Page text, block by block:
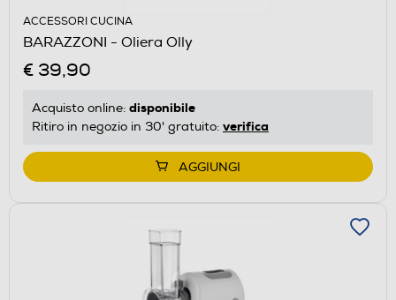
ACCESSORI CUCINA
BARAZZONI - Oliera Olly
€ 39,90
Acquisto online: disponibile
Ritiro in negozio in 30' gratuito: verifica
AGGIUNGI